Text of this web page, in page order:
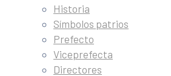
Historia
Símbolos patrios
Prefecto
Viceprefecta
Directores